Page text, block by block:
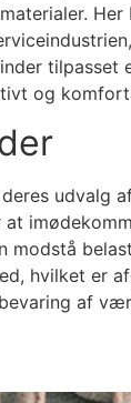
og
udvalg
hvilket er
af